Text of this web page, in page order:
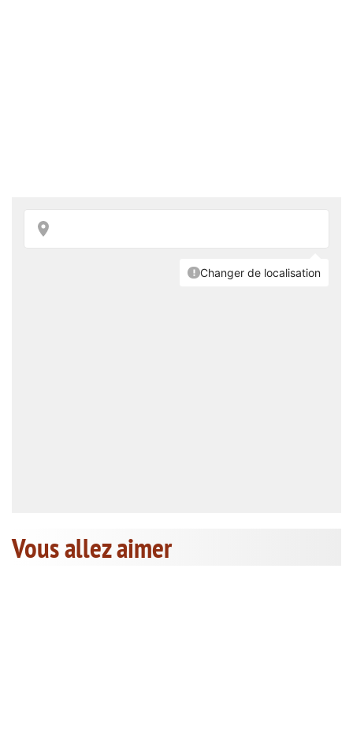
Vous allez aimer